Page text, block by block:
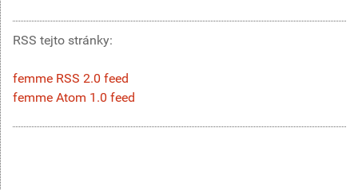
RSS tejto stránky:
femme RSS 2.0 feed
femme Atom 1.0 feed